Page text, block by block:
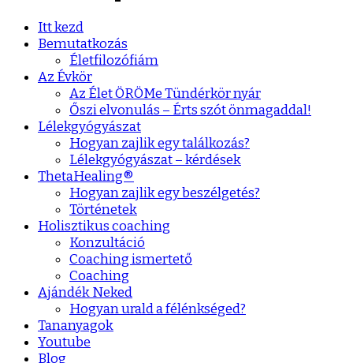
Itt kezd
Bemutatkozás
Életfilozófiám
Az Évkör
Az Élet ÖRÖMe Tündérkör nyár
Őszi elvonulás – Érts szót önmagaddal!
Lélekgyógyászat
Hogyan zajlik egy találkozás?
Lélekgyógyászat – kérdések
ThetaHealing®
Hogyan zajlik egy beszélgetés?
Történetek
Holisztikus coaching
Konzultáció
Coaching ismertető
Coaching
Ajándék Neked
Hogyan urald a félénkséged?
Tananyagok
Youtube
Blog